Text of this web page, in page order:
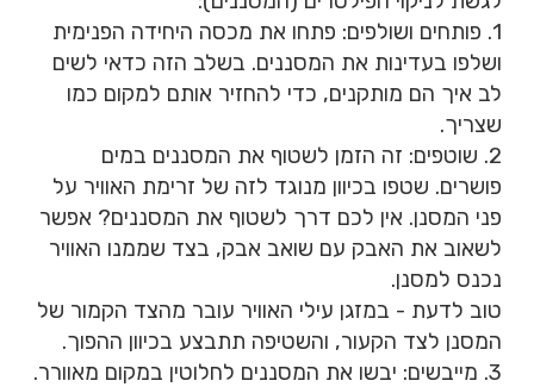
1. פותחים ושולפים: פתחו את מכסה היחידה הפנימית
ושלפו בעדינות את המסננים. בשלב הזה כדאי לשים
לב איך הם מותקנים, כדי להחזיר אותם למקום כמו
שצריך.
2. שוטפים: זה הזמן לשטוף את המסננים במים
פושרים. שטפו בכיוון מנוגד לזה של זרימת האוויר על
פני המסנן. אין לכם דרך לשטוף את המסננים? אפשר
לשאוב את האבק עם שואב אבק, בצד שממנו האוויר
נכנס למסנן.
טוב לדעת - במזגן עילי האוויר עובר מהצד הקמור של
המסנן לצד הקעור, והשטיפה תתבצע בכיוון ההפוך.
3. מייבשים: יבשו את המסננים לחלוטין במקום מאוורר.